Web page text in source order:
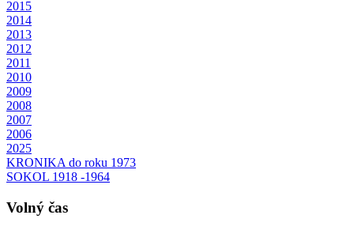
2015
2014
2013
2012
2011
2010
2009
2008
2007
2006
2025
KRONIKA do roku 1973
SOKOL 1918 -1964
Volný čas